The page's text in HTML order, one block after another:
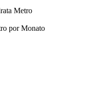
Metro
por Monato